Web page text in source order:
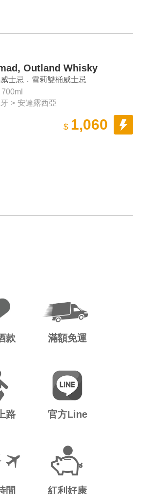
Outland Whisky
士忌．雪莉雙桶威士忌
700ml
> 安達露西亞
$ 1,060
款 滿額免運
路 官方Line
間 紅利好康